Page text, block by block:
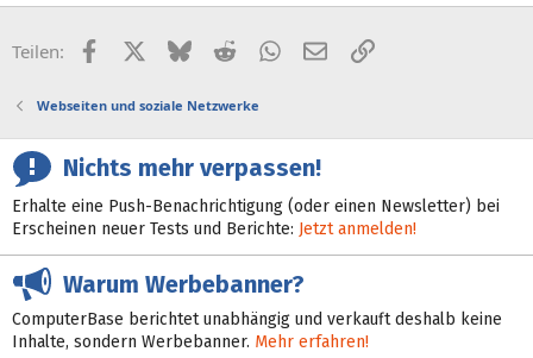
Teilen: FacebookX (Twitter)
BlueskyRedditWhatsApp
E-MailLink
Webseiten und soziale Netzwerke
Nichts mehr verpassen!
Erhalte eine Push-Benachrichtigung (oder einen Newsletter) bei
Erscheinen neuer Tests und Berichte: Jetzt anmelden!
Warum Werbebanner?
ComputerBase berichtet unabhängig und verkauft deshalb keine
Inhalte, sondern Werbebanner. Mehr erfahren!